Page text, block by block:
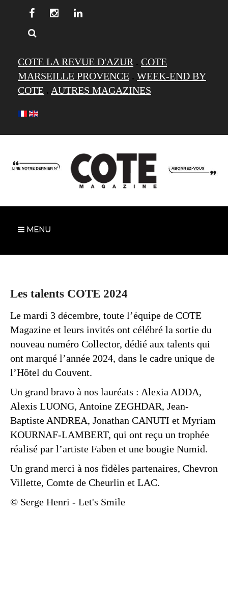
COTE LA REVUE D'AZUR . COTE
MARSEILLE PROVENCE . WEEK-END BY
COTE . AUTRES MAGAZINES
MENU
Les talents COTE 2024
Le mardi 3 décembre, toute l’équipe de COTE
Magazine et leurs invités ont célébré la sortie du
nouveau numéro Collector, dédié aux talents qui
ont marqué l’année 2024, dans le cadre unique de
l’Hôtel du Couvent.
Un grand bravo à nos lauréats : Alexia ADDA,
Alexis LUONG, Antoine ZEGHDAR, Jean-
Baptiste ANDREA, Jonathan CANUTI et Myriam
KOURNAF-LAMBERT, qui ont reçu un trophée
réalisé par l’artiste Faben et une bougie Numid.
Un grand merci à nos fidèles partenaires, Chevron
Villette, Comte de Cheurlin et LAC.
© Serge Henri - Let's Smile